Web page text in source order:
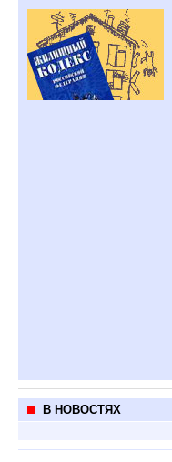
В НОВОСТЯХ